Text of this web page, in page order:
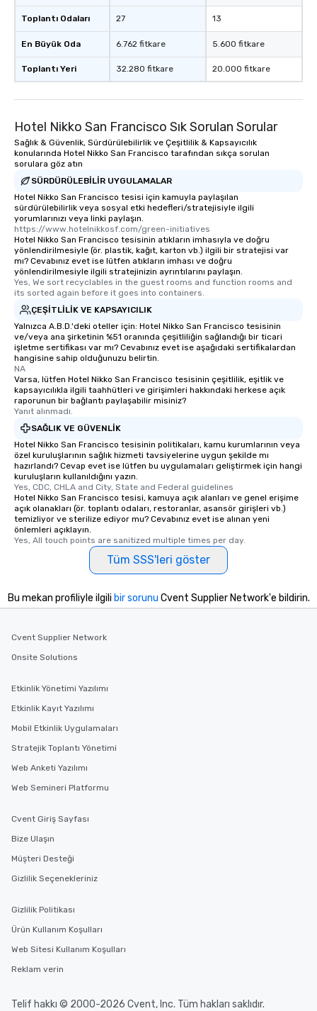
Toplantı Odaları
En Büyük Oda
Toplantı Yeri
27
6.762 fitkare
32.280 fitkare
13
5.600 fitkare
20.000 fitkare
Hotel Nikko San Francisco Sık Sorulan Sorular
Sağlık & Güvenlik, Sürdürülebilirlik ve Çeşitlilik & Kapsayıcılık
konularında Hotel Nikko San Francisco tarafından sıkça sorulan
sorulara göz atın
SÜRDÜRÜLEBILIR UYGULAMALAR
Hotel Nikko San Francisco tesisi için kamuyla paylaşılan
sürdürülebilirlik veya sosyal etki hedefleri/stratejisiyle ilgili
yorumlarınızı veya linki paylaşın.
https://www.hotelnikkosf.com/green-initiatives
Hotel Nikko San Francisco tesisinin atıkların imhasıyla ve doğru
yönlendirilmesiyle (ör. plastik, kağıt, karton vb.) ilgili bir stratejisi var
mı? Cevabınız evet ise lütfen atıkların imhası ve doğru
yönlendirilmesiyle ilgili stratejinizin ayrıntılarını paylaşın.
Yes, We sort recyclables in the guest rooms and function rooms and
its sorted again before it goes into containers.
ÇEŞITLILIK VE KAPSAYICILIK
Yalnızca A.B.D.'deki oteller için: Hotel Nikko San Francisco tesisinin
ve/veya ana şirketinin %51 oranında çeşitliliğin sağlandığı bir ticari
işletme sertifikası var mı? Cevabınız evet ise aşağıdaki sertifikalardan
hangisine sahip olduğunuzu belirtin.
NA
Varsa, lütfen Hotel Nikko San Francisco tesisinin çeşitlilik, eşitlik ve
kapsayıcılıkla ilgili taahhütleri ve girişimleri hakkındaki herkese açık
raporunun bir bağlantı paylaşabilir misiniz?
Yanıt alınmadı.
SAĞLIK VE GÜVENLIK
Hotel Nikko San Francisco tesisinin politikaları, kamu kurumlarının veya
özel kuruluşlarının sağlık hizmeti tavsiyelerine uygun şekilde mı
hazırlandı? Cevap evet ise lütfen bu uygulamaları geliştirmek için hangi
kuruluşların kullanıldığını yazın.
Yes, CDC, CHLA and City, State and Federal guidelines
Hotel Nikko San Francisco tesisi, kamuya açık alanları ve genel erişime
açık olanakları (ör. toplantı odaları, restoranlar, asansör girişleri vb.)
temizliyor ve sterilize ediyor mu? Cevabınız evet ise alınan yeni
önlemleri açıklayın.
Yes, All touch points are sanitized multiple times per day.
Tüm SSS'leri göster
Bu mekan profiliyle ilgili bir sorunu Cvent Supplier Network'e bildirin.
Cvent Supplier Network
Onsite Solutions
Etkinlik Yönetimi Yazılımı
Etkinlik Kayıt Yazılımı
Mobil Etkinlik Uygulamaları
Stratejik Toplantı Yönetimi
Web Anketi Yazılımı
Web Semineri Platformu
Cvent Giriş Sayfası
Bize Ulaşın
Müşteri Desteği
Gizlilik Seçenekleriniz
Gizlilik Politikası
Ürün Kullanım Koşulları
Web Sitesi Kullanım Koşulları
Reklam verin
Telif hakkı © 2000-2026 Cvent, Inc. Tüm hakları saklıdır.